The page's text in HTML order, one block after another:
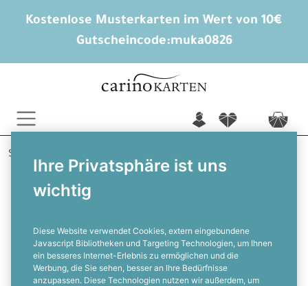
Kostenlose Musterkarten im Wert von 10€
Gutscheincode:muka0826
Ihre Privatsphäre ist uns
wichtig
Diese Website verwendet Cookies, extern eingebundene
Javascript Bibliotheken und Targeting Technologien, um Ihnen
ein besseres Internet-Erlebnis zu ermöglichen und die
Werbung, die Sie sehen, besser an Ihre Bedürfnisse
anzupassen. Diese Technologien nutzen wir außerdem, um
n f c
Startseite
Lucie und Benno
Tischplan für die Sitzordnung mit